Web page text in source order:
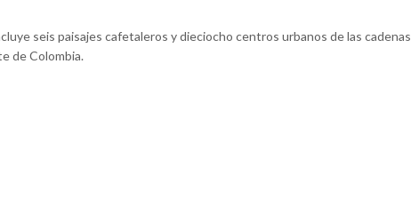
seis paisajes cafetaleros y dieciocho centros urbanos de las cadenas
de Colombia.